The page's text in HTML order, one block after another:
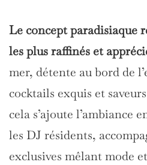
Le concept paradisiaque
les plus raffinés et
mer, détente au bord de
cocktails exquis et
cela s’ajoute l’ambiance
les DJ résidents,
exclusives mêlant mode